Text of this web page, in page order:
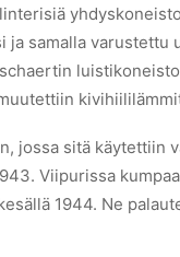
samalla
jossa sitä käytettiin
Viipurissa
1944. Ne